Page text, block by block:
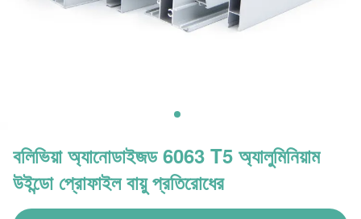
বলিভিয়া অ্যানোডাইজড 6063 T5 অ্যালুমিনিয়াম
উইন্ডো প্রোফাইল বায়ু প্রতিরোধের